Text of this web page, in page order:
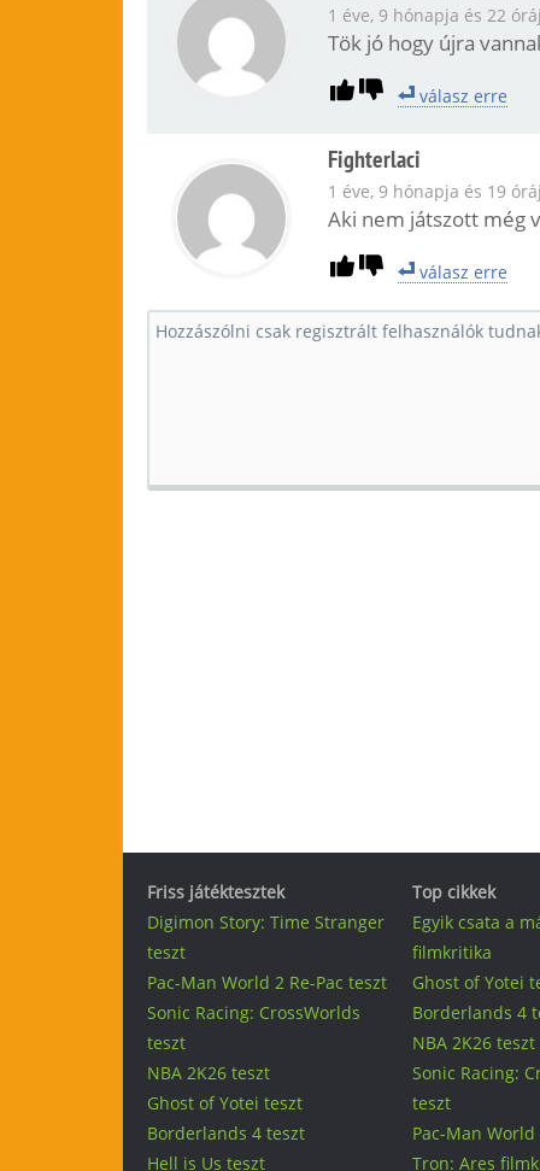
1 éve, 9 hónapja és 22
Tök jó hogy újra
válasz erre
Fighterlaci
1 éve, 9 hónapja és 19
Aki nem játszott még
válasz erre
Friss játéktesztek
Digimon Story: Time Stranger
teszt
Pac-Man World 2 Re-Pac teszt
Sonic Racing: CrossWorlds
teszt
NBA 2K26 teszt
Ghost of Yotei teszt
Borderlands 4 teszt
Hell is Us teszt
Top cikkek
Egyik csata a
filmkritika
Ghost of Yotei
Borderlands 4
NBA 2K26 teszt
Sonic Racing:
teszt
Pac-Man World
Tron: Ares